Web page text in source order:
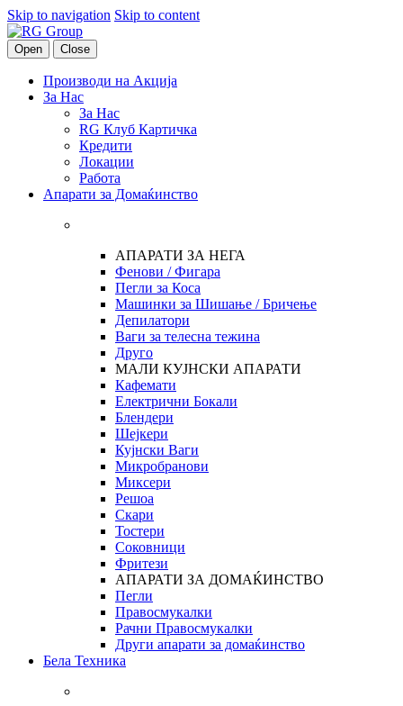
Skip to navigation Skip to content
Open Close
Производи на Акција
За Нас
За Нас
RG Клуб Картичка
Кредити
Локации
Работа
Апарати за Домаќинство
АПАРАТИ ЗА НЕГА
Фенови / Фигара
Пегли за Коса
Машинки за Шишање / Бричење
Депилатори
Ваги за телесна тежина
Друго
МАЛИ КУЈНСКИ АПАРАТИ
Кафемати
Електрични Бокали
Блендери
Шејкери
Кујнски Ваги
Микробранови
Миксери
Решоа
Скари
Тостери
Соковници
Фритези
АПАРАТИ ЗА ДОМАЌИНСТВО
Пегли
Правосмукалки
Рачни Правосмукалки
Други апарати за домаќинство
Бела Техника